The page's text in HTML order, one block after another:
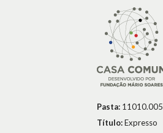
Pasta: 11010.005
Título:Expresso